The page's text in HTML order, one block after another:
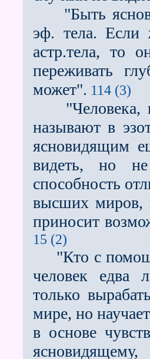
"Быть
эф. тела. Если
астр.тела, то
переживать
может". 114 (3)
"Человека,
называют в
ясновидящим
видеть, но
способность
высших миров,
приносит
15 (2)
"Кто с
человек едва
только
мире, но
в основе
ясновидящему,